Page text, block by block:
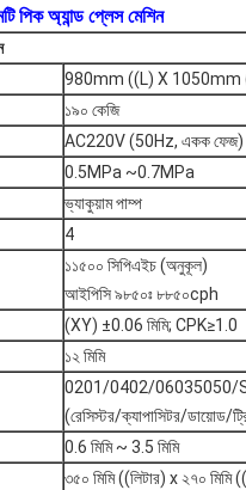
পিক অ্যান্ড প্লেস মেশিন
980mm ((L) X 1050mm
১৯০ কেজি
AC220V (50Hz, একক
0.5MPa ~0.7MPa
ভ্যাকুয়াম পাম্প
4
১১৫০০ সিপিএইচ (অনুকূল)
আইপিসি ৯৮৫০ঃ ৮৮৫০cph
(XY) ±0.06 মিমি; CPK≥1.0
১২ মিমি
0201/0402/06035050/
(রেসিস্টর/ক্যাপাসিটর/ডায়োড/
0.6 মিমি ~ 3.5 মিমি
৩৫০ মিমি ((লিটার) x ২৭০ মিমি